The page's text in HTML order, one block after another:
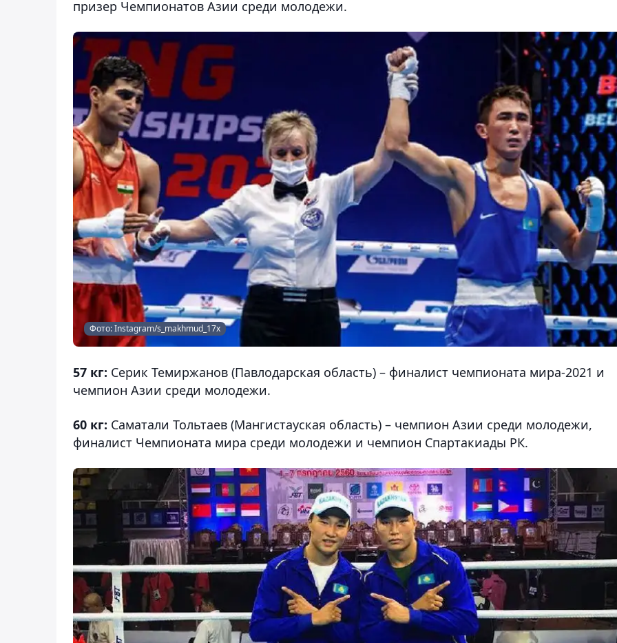
призер Чемпионатов Азии среди молодежи.
Фото: Instagram/s_makhmud_17x
57 кг: Серик Темиржанов (Павлодарская область) – финалист чемпионата мира-2021 и
чемпион Азии среди молодежи.
60 кг: Саматали Тольтаев (Мангистауская область) – чемпион Азии среди молодежи,
финалист Чемпионата мира среди молодежи и чемпион Спартакиады РК.